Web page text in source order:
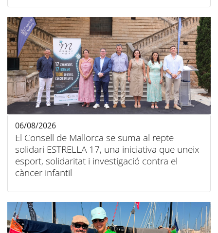
El Consell de Mallorca se suma al repte
solidari ESTRELLA 17, una iniciativa que uneix
esport, solidaritat i investigació contra el
càncer infantil
06/08/2026